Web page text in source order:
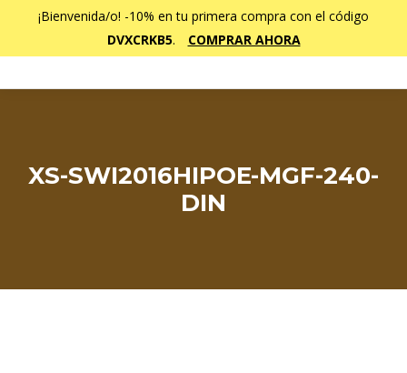
¡Bienvenida/o! -10% en tu primera compra con el código
DVXCRKB5. COMPRAR AHORA
XS-SWI2016HIPOE-MGF-240-
DIN